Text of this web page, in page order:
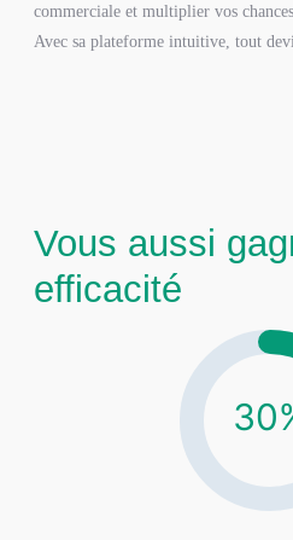
commerciale et multiplier vos
Avec sa plateforme intuitive, tout
Vous aussi
efficacité